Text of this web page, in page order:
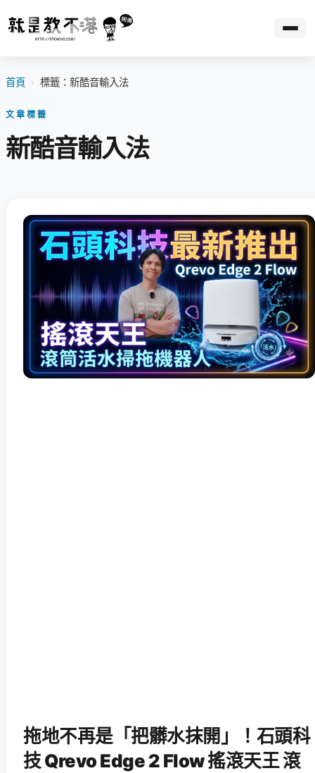
首頁 › 標籤：新酷音輸入法
文章標籤
新酷音輸入法
拖地不再是「把髒水抹開」！石頭科
技 Qrevo Edge 2 Flow 搖滾天王 滾